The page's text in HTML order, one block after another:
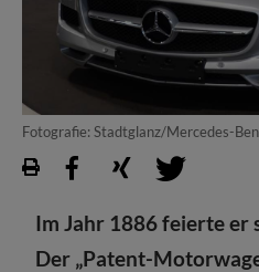
Fotografie: Stadtglanz/Mercedes-
Im Jahr 1886 feierte er
Der „Patent-